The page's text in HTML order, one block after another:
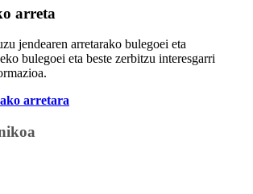
arreta
jendearen arretarako bulegoei eta
bulegoei eta beste zerbitzu interesgarri
arretara